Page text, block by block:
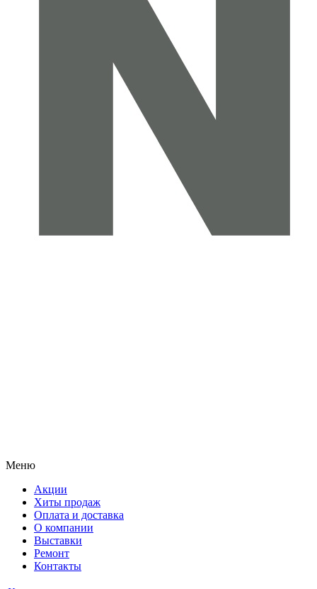
Меню
Акции
Хиты продаж
Оплата и доставка
О компании
Выставки
Ремонт
Контакты